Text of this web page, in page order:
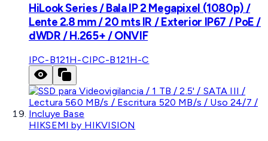
HiLook Series / Bala IP 2 Megapixel (1080p) /
Lente 2.8 mm / 20 mts IR / Exterior IP67 / PoE /
dWDR / H.265+ / ONVIF
IPC-B121H-CIPC-B121H-C
HIKSEMI by HIKVISION